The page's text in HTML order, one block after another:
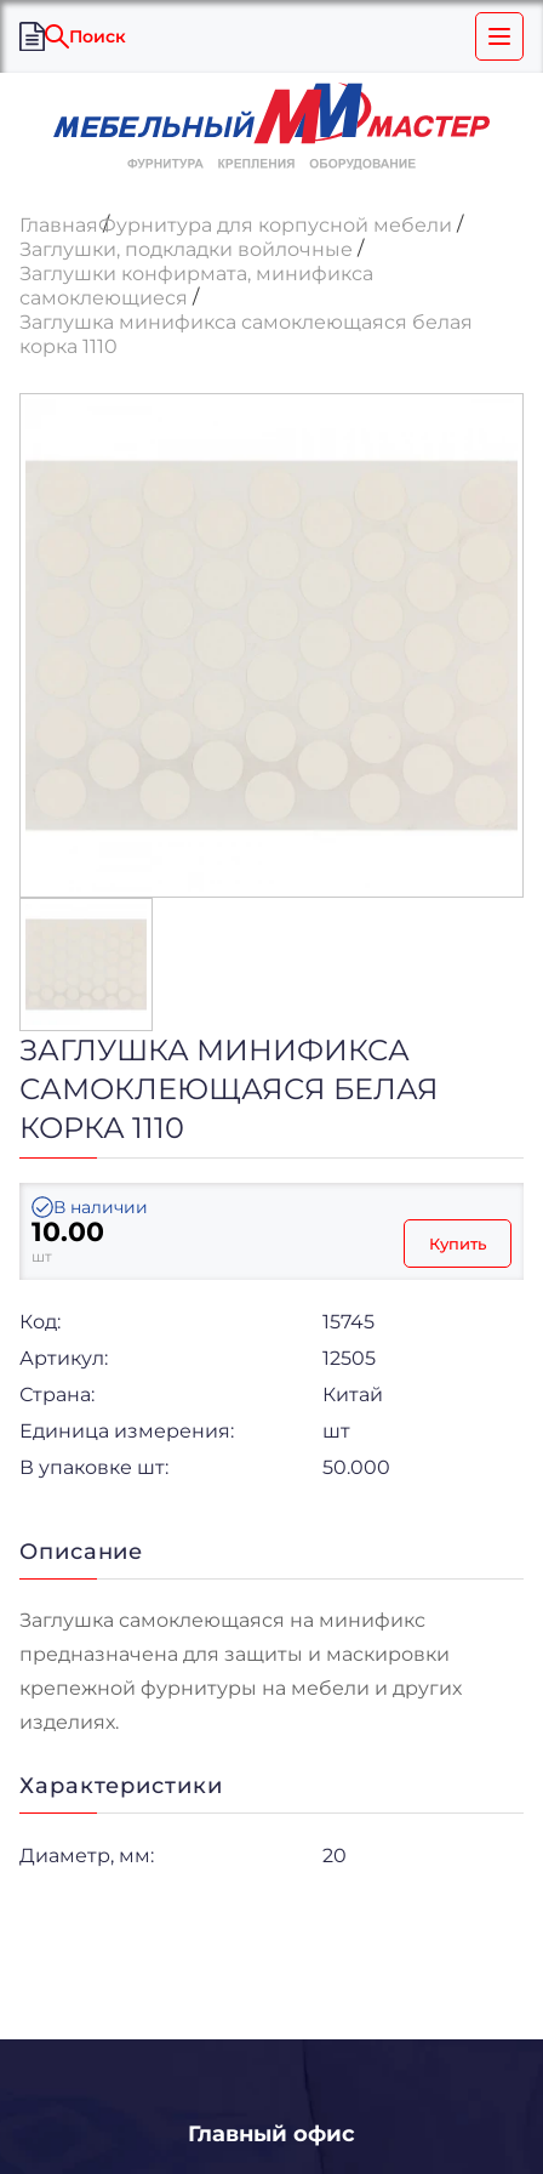
Поиск
ГлавнаяФурнитура для корпусной мебели
Заглушки, подкладки войлочные
Заглушки конфирмата, минификса
самоклеющиеся
Заглушка минификса самоклеющаяся белая
корка 1110
ЗАГЛУШКА МИНИФИКСА
САМОКЛЕЮЩАЯСЯ БЕЛАЯ
КОРКА 1110
В наличии
10.00
шт
Купить
Код:
15745
Артикул:
12505
Страна:
Китай
Единица измерения:
шт
В упаковке шт:
50.000
Описание
Заглушка самоклеющаяся на минификс
предназначена для защиты и маскировки
крепежной фурнитуры на мебели и других
изделиях.
Характеристики
Диаметр, мм: 20
Главный офис